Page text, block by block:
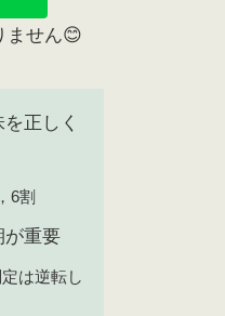
ません😊
正しく
6割
が重要
は逆転し